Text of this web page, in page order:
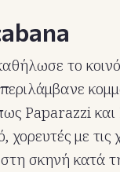
το
Paparazzi και
χορευτές με τις
σκηνή κατά